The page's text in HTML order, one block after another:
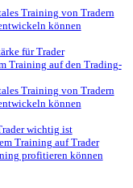
Training von Tradern
können
für Trader
Training auf den Trading-
Training von Tradern
können
wichtig ist
Training auf Trader
profitieren können